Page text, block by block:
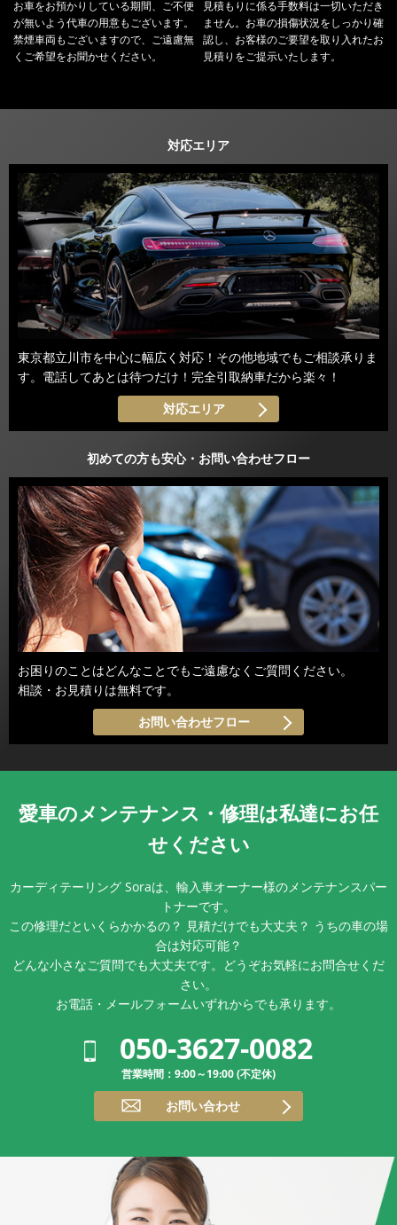
お車をお預かりしている期間、ご不便
が無いよう代車の用意もございます。
禁煙車両もございますので、ご遠慮無
くご希望をお聞かせください。
見積もりに係る手数料は一切いただき
ません。お車の損傷状況をしっかり確
認し、お客様のご要望を取り入れたお
見積りをご提示いたします。
対応エリア
東京都立川市を中心に幅広く対応！その他地域でもご相談承りま
す。電話してあとは待つだけ！完全引取納車だから楽々！
対応エリア
初めての方も安心・お問い合わせフロー
お困りのことはどんなことでもご遠慮なくご質問ください。
相談・お見積りは無料です。
お問い合わせフロー
愛車のメンテナンス・ 修理は私達にお任
せください
カーディテーリング Soraは、輸入車オーナー様のメンテナンスパー
トナーです。
この修理だといくらかかるの？ 見積だけでも大丈夫？ うちの車の場
合は対応可能？
どんな小さなご質問でも大丈夫です。どうぞお気軽にお問合せくだ
さい。
お電話・メールフォームいずれからでも承ります。
050-3627-0082
営業時間：9:00～19:00 (不定休)
お問い合わせ